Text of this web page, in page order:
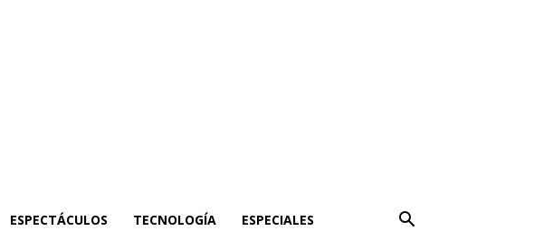
ESPECTÁCULOS TECNOLOGÍA ESPECIALES